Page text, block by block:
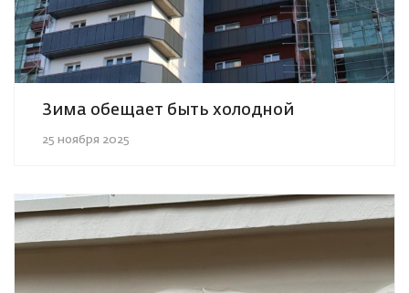
Зима обещает быть холодной
25 ноября 2025